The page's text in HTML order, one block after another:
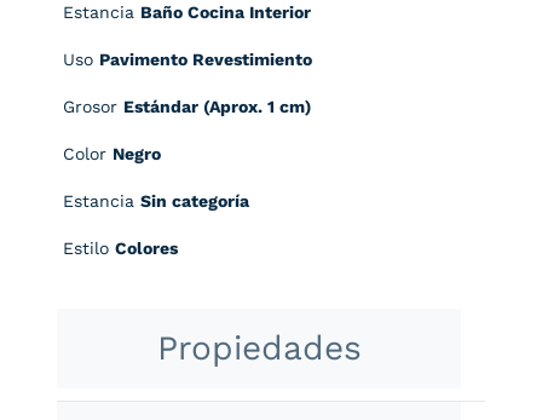
Estancia Baño Cocina Interior
Uso Pavimento Revestimiento
Grosor Estándar (Aprox. 1 cm)
Color Negro
Estancia Sin categoría
Estilo Colores
Propiedades